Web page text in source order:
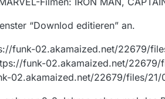
“Downlod editieren” an.
funk-02.akamaized.net/22679/
funk-02.akamaized.net/
02.akamaized.net/22679/files/